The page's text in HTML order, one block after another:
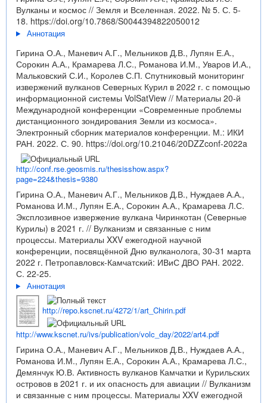
Вулканы и космос // Земля и Вселенная. 2022. № 5. С. 5-
18. https://doi.org/10.7868/S0044394822050012
Аннотация
Гирина О.А., Маневич А.Г., Мельников Д.В., Лупян Е.А.,
Сорокин А.А., Крамарева Л.С., Романова И.М., Уваров И.А.,
Мальковский С.И., Королев С.П. Спутниковый мониторинг
извержений вулканов Северных Курил в 2022 г. с помощью
информационной системы VolSatView // Материалы 20-й
Международной конференции «Современные проблемы
дистанционного зондирования Земли из космоса».
Электронный сборник материалов конференции. М.: ИКИ
РАН. 2022. С. 90. https://doi.org/10.21046/20DZZconf-2022a
http://conf.rse.geosmis.ru/thesisshow.aspx?
page=224&thesis=9380
Гирина О.А., Маневич А.Г., Мельников Д.В., Нуждаев А.А.,
Романова И.М., Лупян Е.А., Сорокин А.А., Крамарева Л.С.
Эксплозивное извержение вулкана Чиринкотан (Северные
Курилы) в 2021 г. // Вулканизм и связанные с ним
процессы. Материалы XXV ежегодной научной
конференции, посвящённой Дню вулканолога, 30-31 марта
2022 г. Петропавловск-Камчатский: ИВиС ДВО РАН. 2022.
С. 22-25.
Аннотация
http://repo.kscnet.ru/4272/1/art_Chirin.pdf
http://www.kscnet.ru/ivs/publication/volc_day/2022/art4.pdf
Гирина О.А., Маневич А.Г., Мельников Д.В., Нуждаев А.А.,
Романова И.М., Лупян Е.А., Сорокин А.А., Крамарева Л.С.,
Демянчук Ю.В. Активность вулканов Камчатки и Курильских
островов в 2021 г. и их опасность для авиации // Вулканизм
и связанные с ним процессы. Материалы XXV ежегодной